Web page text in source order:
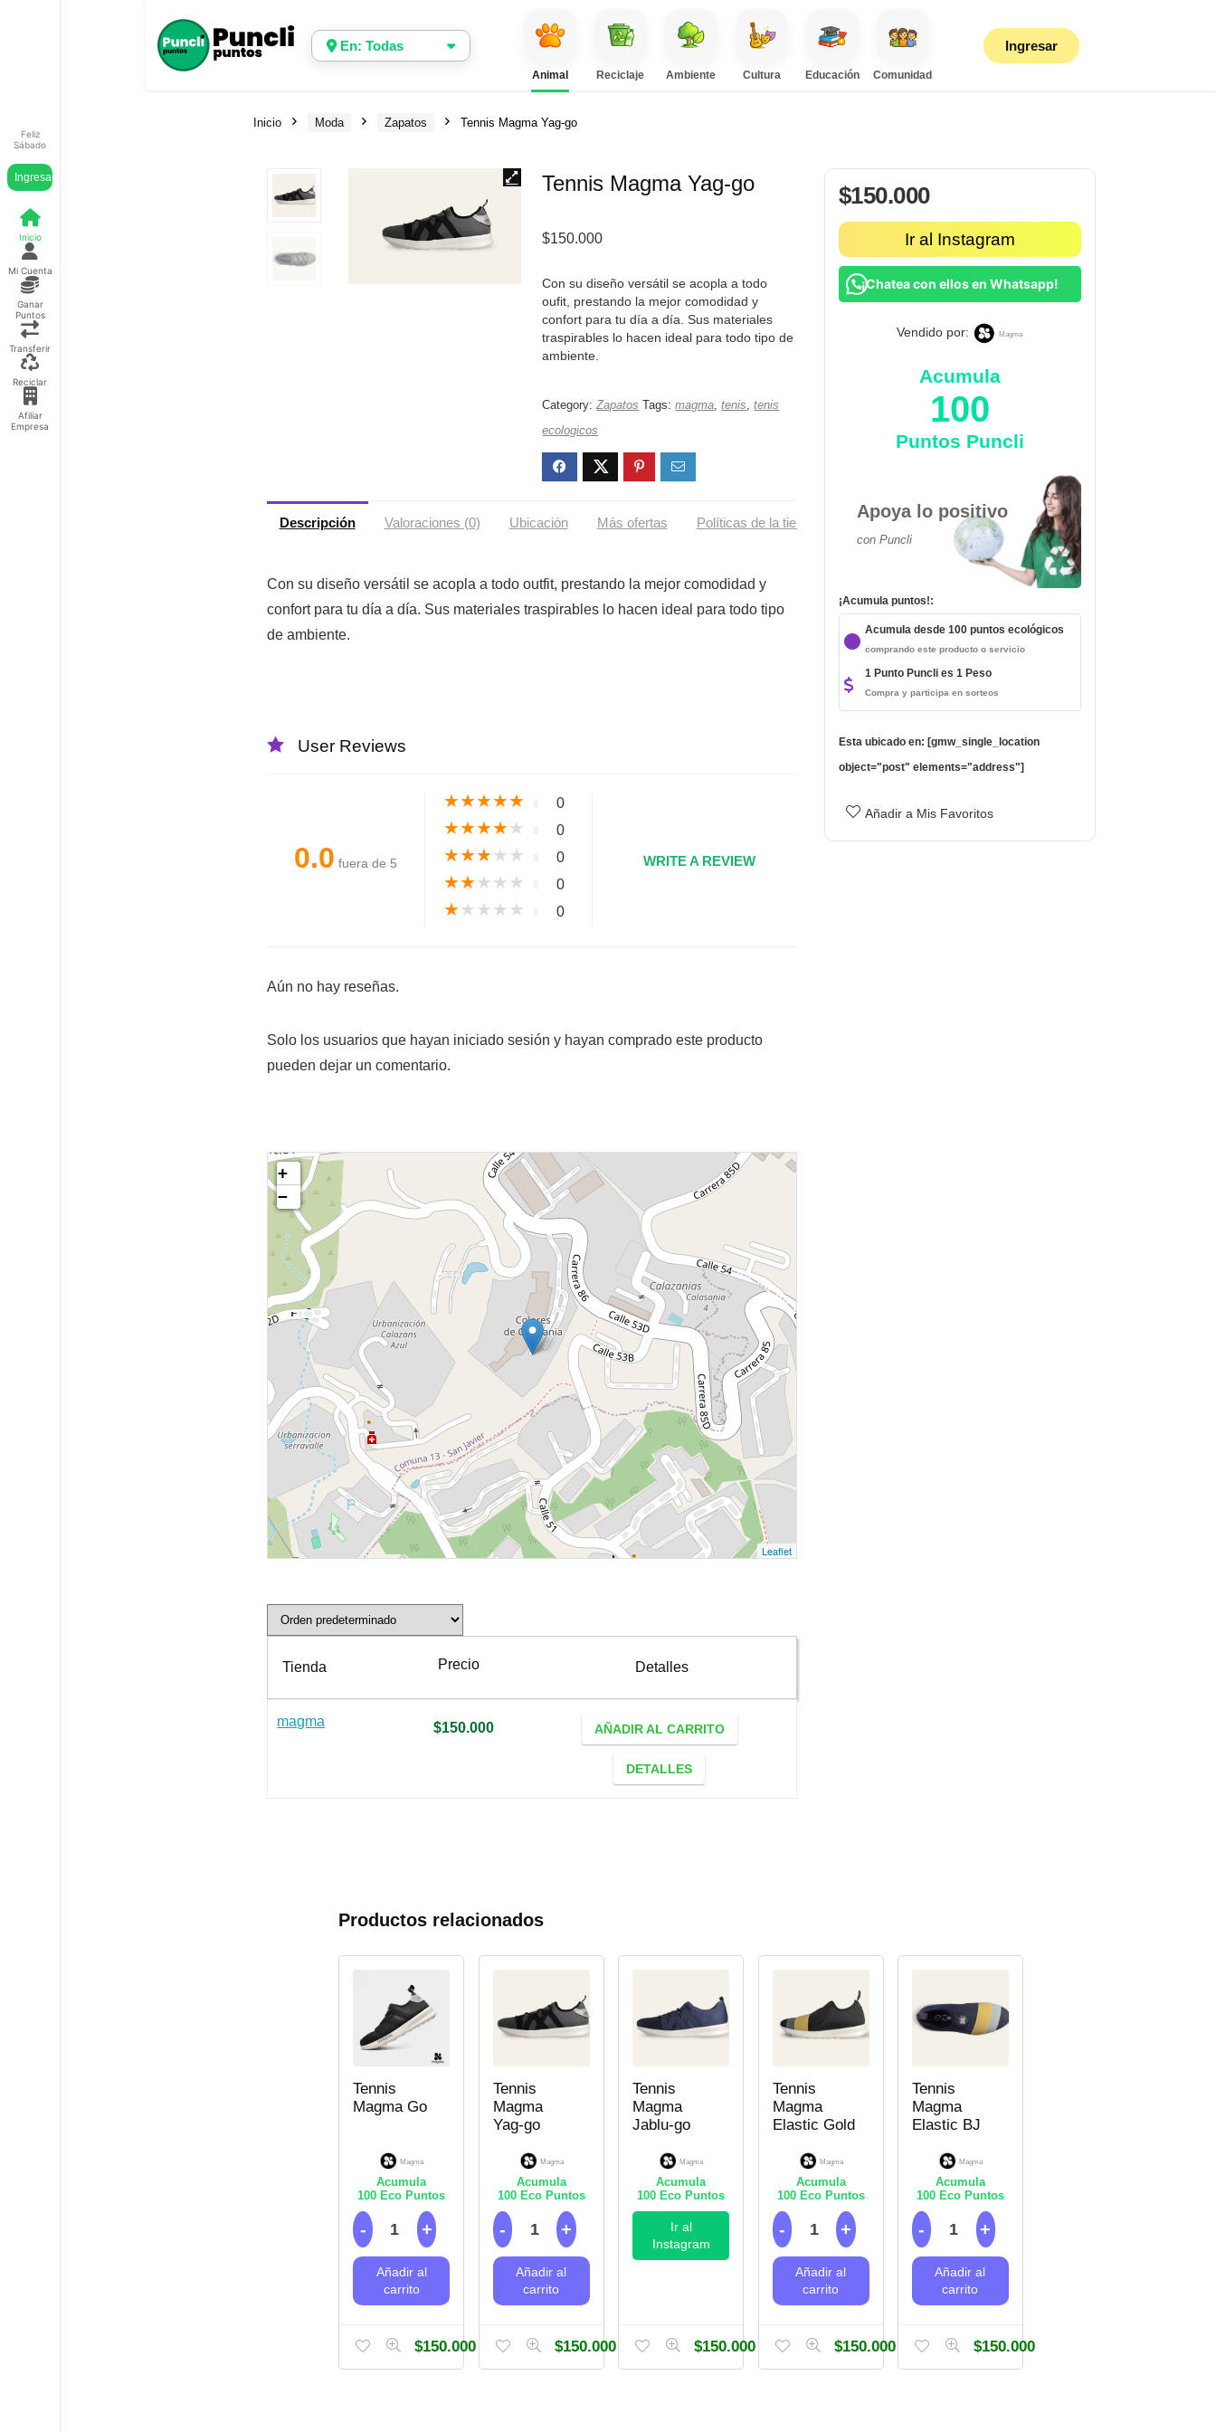
Feliz
Sábado
Ingresar
Inicio
Mi Cuenta
Ganar
Puntos
Transferir
Reciclar
Afiliar
Empresa
En: Todas
Animal Reciclaje Ambiente Cultura Educación Comunidad
Ingresar
Inicio Moda Zapatos Tennis Magma Yag-go
Tennis Magma Yag-go
$150.000
Con su diseño versátil se acopla a todo
oufit, prestando la mejor comodidad y
confort para tu día a día. Sus materiales
traspirables lo hacen ideal para todo tipo de
ambiente.
Category:Zapatos Tags:magma,tenis,tenis
ecologicos
Descripción Valoraciones (0) Ubicación Más ofertas Políticas de la tienda
Con su diseño versátil se acopla a todo outfit, prestando la mejor comodidad y
confort para tu día a día. Sus materiales traspirables lo hacen ideal para todo tipo
de ambiente.
User Reviews
0.0 fuera de 5
★★★★★ 0
★★★★★ 0
★★★★★ 0
★★★★★ 0
★★★★★ 0
WRITE A REVIEW
Aún no hay reseñas.
Solo los usuarios que hayan iniciado sesión y hayan comprado este producto
pueden dejar un comentario.
+
−
Leaflet
Tienda Precio Detalles
magma $150.000 AÑADIR AL CARRITO
DETALLES
$150.000
Ir al Instagram
¡Chatea con ellos en Whatsapp!
Vendido por: Magma
Acumula
100
Puntos Puncli
Apoya lo positivo
con Puncli
¡Acumula puntos!:
Acumula desde 100 puntos ecológicos
comprando este producto o servicio
1 Punto Puncli es 1 Peso
Compra y participa en sorteos
Esta ubicado en: [gmw_single_location
object="post" elements="address"]
Añadir a Mis Favoritos
Productos relacionados
Tennis
Magma Go
Magma
Acumula
100 Eco Puntos
Añadir al
carrito
$150.000
Tennis
Magma
Yag-go
Magma
Acumula
100Eco Puntos
Añadir al
carrito
$150.000
Tennis
Magma
Jablu-go
Magma
Acumula
100 Eco Puntos
Ir al
Instagram
$150.000
Tennis
Magma
Elastic Gold
Magma
Acumula
100Eco Puntos
Añadir al
carrito
$150.000
Tennis
Magma
Elastic BJ
Magma
Acumula
100Eco Puntos
Añadir al
carrito
$150.000